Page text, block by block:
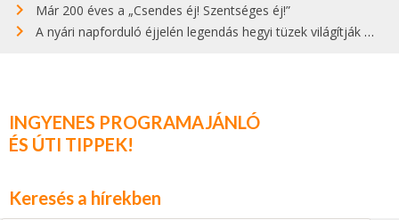
Már 200 éves a „Csendes éj! Szentséges éj!”
A nyári napforduló éjjelén legendás hegyi tüzek világítják meg Zugspitzét
INGYENES PROGRAMAJÁNLÓ
ÉS ÚTI TIPPEK!
Keresés a hírekben